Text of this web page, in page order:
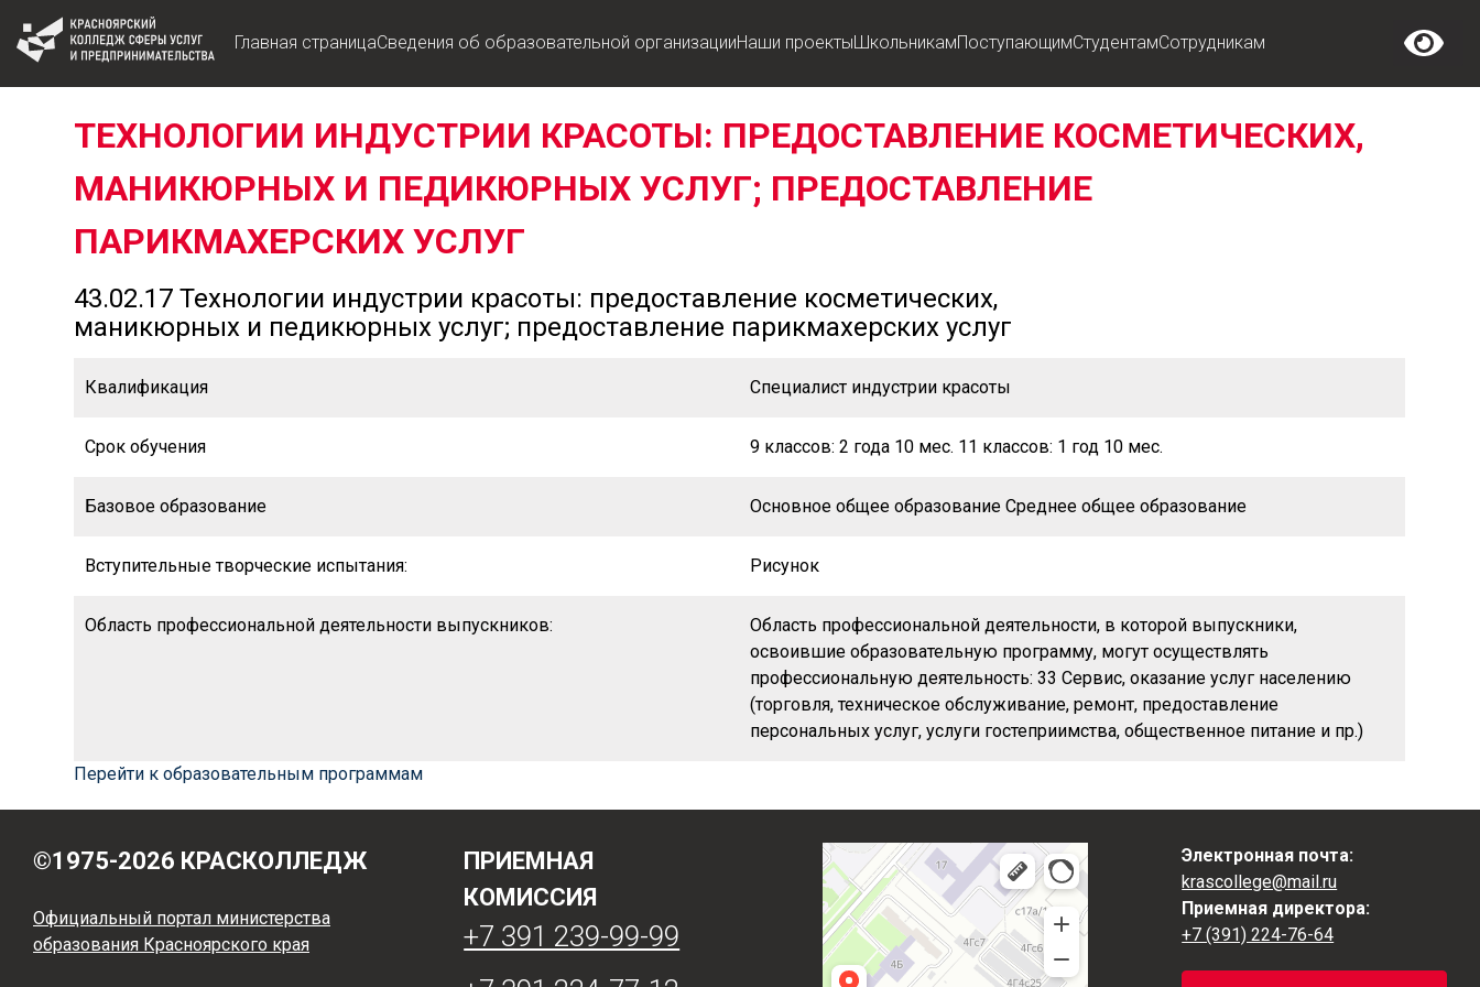
Главная страницаСведения об образовательной организацииНаши проектыШкольникамПоступающимСтудентамСотрудникам
ТЕХНОЛОГИИ ИНДУСТРИИ КРАСОТЫ: ПРЕДОСТАВЛЕНИЕ КОСМЕТИЧЕСКИХ,
МАНИКЮРНЫХ И ПЕДИКЮРНЫХ УСЛУГ; ПРЕДОСТАВЛЕНИЕ
ПАРИКМАХЕРСКИХ УСЛУГ
43.02.17 Технологии индустрии красоты: предоставление косметических,
маникюрных и педикюрных услуг; предоставление парикмахерских услуг
Квалификация Специалист индустрии красоты
Срок обучения 9 классов: 2 года 10 мес. 11 классов: 1 год 10 мес.
Базовое образование Основное общее образование Среднее общее образование
Вступительные творческие испытания: Рисунок
Область профессиональной деятельности выпускников:
Область профессиональной деятельности, в которой выпускники,
освоившие образовательную программу, могут осуществлять
профессиональную деятельность: 33 Сервис, оказание услуг населению
(торговля, техническое обслуживание, ремонт, предоставление
персональных услуг, услуги гостеприимства, общественное питание и пр.)
Перейти к образовательным программам
©1975-2026 КРАСКОЛЛЕДЖ
Официальный портал министерства
образования Красноярского края
ПРИЕМНАЯ
КОМИССИЯ
+7 391 239-99-99
Электронная почта:
krascollege@mail.ru
Приемная директора:
+7 (391) 224-76-64